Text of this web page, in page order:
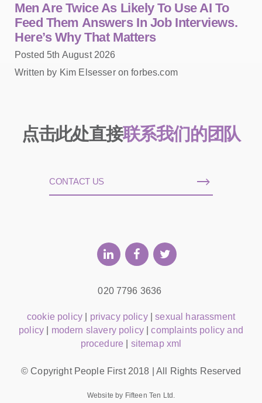
Men Are Twice As Likely To Use AI To
Feed Them Answers In Job Interviews.
Here’s Why That Matters
Posted 5th August 2026
Written by Kim Elsesser on forbes.com
点击此处直接联系我们的团队
CONTACT US
020 7796 3636
cookie policy privacy policy|sexual harassment
policy
modern slavery policy|complaints policy and
procedure
sitemap xml
© Copyright People First 2018 | All Rights Reserved
Website by Fifteen Ten Ltd.